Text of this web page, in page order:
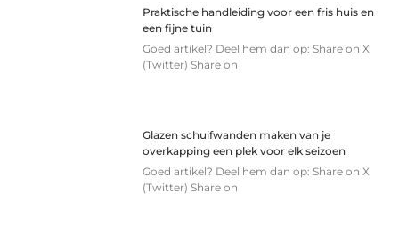
Praktische handleiding voor een fris huis en
een fijne tuin
Goed artikel? Deel hem dan op: Share on X
(Twitter) Share on
Glazen schuifwanden maken van je
overkapping een plek voor elk seizoen
Goed artikel? Deel hem dan op: Share on X
(Twitter) Share on